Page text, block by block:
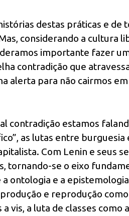
destas práticas e de
considerando a cultura
importante fazer
contradição que
alerta para não cairmos
contradição estamos
as lutas entre
Com Lenin e seus
tornando-se o eixo
ontologia e a
e reprodução
vis, a luta de classes como